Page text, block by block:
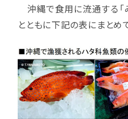
沖縄で食用に流通する「
とともに下記の表にまとめ